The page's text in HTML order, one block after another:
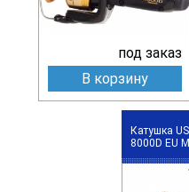
под заказ
В корзину
Катушка
8000D EU